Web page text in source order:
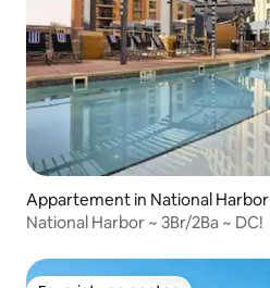
Appartement in National Harbor
National Harbor ~ 3Br/2Ba ~ DC!